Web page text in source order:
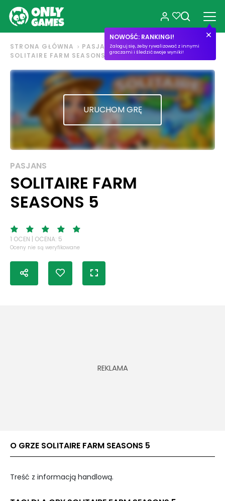
NOWOŚĆ: RANKINGI!
Zaloguj się, żeby rywalizować z innymi
graczami i śledzić swoje wyniki!
STRONA GŁÓWNA
PASJANS
SOLITAIRE FARM SEASONS 5
URUCHOM GRĘ
PASJANS
SOLITAIRE FARM
SEASONS 5
1 OCEN | OCENA: 5
Oceny nie są weryfikowane
O GRZE SOLITAIRE FARM SEASONS 5
Treść z informacją handlową.